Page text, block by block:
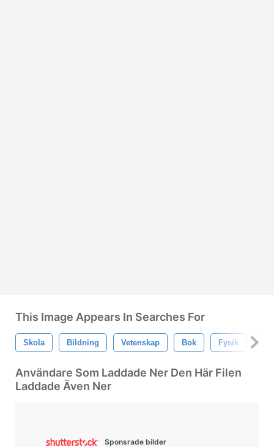
This Image Appears In Searches For
Skola Bildning Vetenskap Bok Fysik
Användare Som Laddade Ner Den Här Filen
Laddade Även Ner
Sponsrade bilder